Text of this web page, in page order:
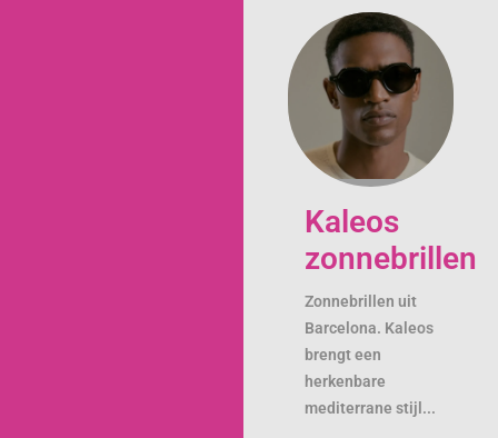
Kaleos
zonnebrillen
Zonnebrillen uit
Barcelona. Kaleos
brengt een
herkenbare
mediterrane stijl...